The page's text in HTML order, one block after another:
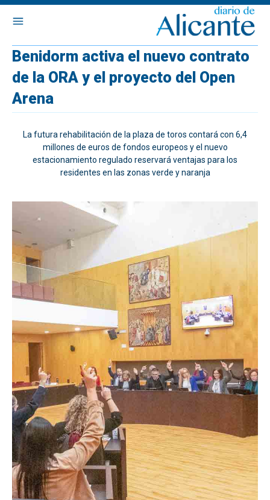
Benidorm activa el nuevo contrato
de la ORA y el proyecto del Open
Arena
La futura rehabilitación de la plaza de toros contará con 6,4
millones de euros de fondos europeos y el nuevo
estacionamiento regulado reservará ventajas para los
residentes en las zonas verde y naranja